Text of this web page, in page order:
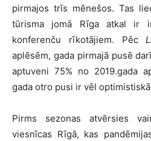
pirmajos trīs mēnešos. Tas
tūrisma jomā Rīga atkal ir
konferenču rīkotājiem. Pēc
aplēsēm, gada pirmajā pusē
aptuveni 75% no 2019.gada
gada otro pusi ir vēl
Pirms sezonas atvērsies
viesnīcas Rīgā, kas